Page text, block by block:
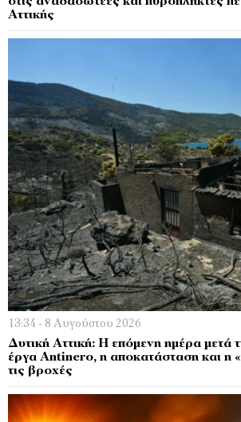
Αττικής
13:34 - 8 Αυγούστου 2026
Δυτική Αττική: Η επόμενη ημέρα μετά
έργα Antinero, η αποκατάσταση και η
τις βροχές